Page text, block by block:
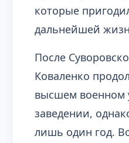
которые
дальнейшей
После
Коваленко
высшем военном
заведении,
лишь один год.